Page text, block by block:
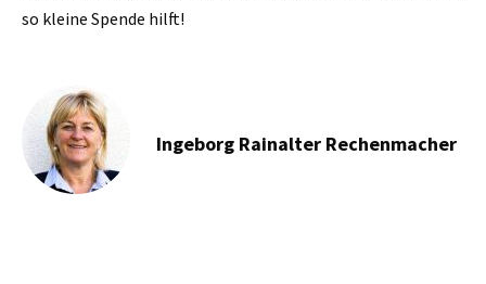
so kleine Spende hilft!
Ingeborg Rainalter Rechenmacher